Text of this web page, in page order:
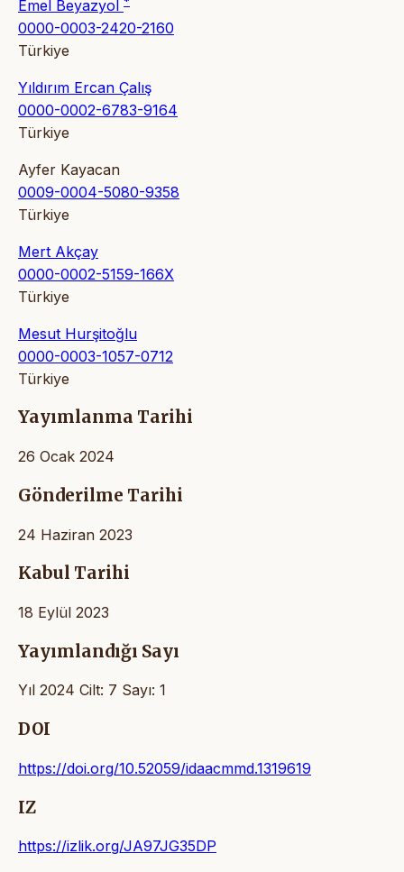
Emel Beyazyol
0000-0003-2420-2160
Türkiye
Yıldırım Ercan Çalış
0000-0002-6783-9164
Türkiye
Ayfer Kayacan
0009-0004-5080-9358
Türkiye
Mert Akçay
0000-0002-5159-166X
Türkiye
Mesut Hurşitoğlu
0000-0003-1057-0712
Türkiye
Yayımlanma Tarihi
26 Ocak 2024
Gönderilme Tarihi
24 Haziran 2023
Kabul Tarihi
18 Eylül 2023
Yayımlandığı Sayı
Yıl 2024 Cilt: 7 Sayı: 1
DOI
https://doi.org/10.52059/idaacmmd.1319619
IZ
https://izlik.org/JA97JG35DP